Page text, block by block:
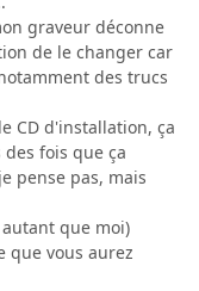
graveur déconne
de le changer car
des trucs
CD d'installation, ça
fois que ça
pense pas, mais
que moi)
que vous aurez